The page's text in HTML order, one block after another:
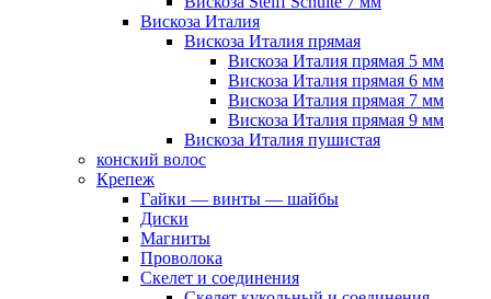
Вискоза Италия
Вискоза Италия прямая
Вискоза Италия прямая 5 мм
Вискоза Италия прямая 6 мм
Вискоза Италия прямая 7 мм
Вискоза Италия прямая 9 мм
Вискоза Италия пушистая
конский волос
Крепеж
Гайки — винты — шайбы
Диски
Магниты
Проволока
Скелет и соединения